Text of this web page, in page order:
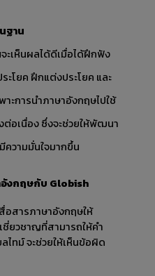
ฐาน
ะเห็นผลได้ดีเมื่อได้ฝึกฟัง
ะโยค ฝึกแต่งประโยค และ
ะการนำภาษาอังกฤษไปใช้
ต่อเนื่อง ซึ่งจะช่วยให้พัฒนา
ความมั่นใจมากขึ้น
งกฤษกับ Globish
สารภาษาอังกฤษให้
ชี่ยวชาญที่สามารถให้คำ
ไทม์ จะช่วยให้เห็นข้อผิด